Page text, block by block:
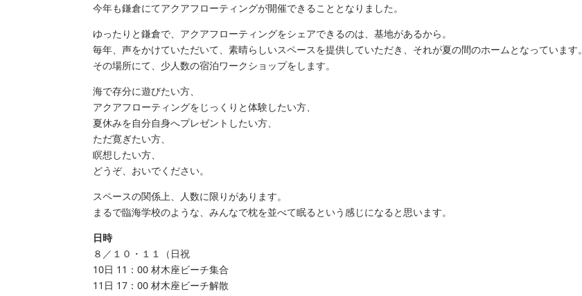
今年も鎌倉にてアクアフローティングが開催できることとなりました。
ゆったりと鎌倉で、アクアフローティングをシェアできるのは、基地があるから。
毎年、声をかけていただいて、素晴らしいスペースを提供していただき、それが夏の間のホームとなっています。
その場所にて、少人数の宿泊ワークショップをします。
海で存分に遊びたい方、
アクアフローティングをじっくりと体験したい方、
夏休みを自分自身へプレゼントしたい方、
ただ寛ぎたい方、
瞑想したい方、
どうぞ、おいでください。
スペースの関係上、人数に限りがあります。
まるで臨海学校のような、みんなで枕を並べて眠るという感じになると思います。
日時
８／１０・１１（日祝
10日 11：00 材木座ビーチ集合
11日 17：00 材木座ビーチ解散